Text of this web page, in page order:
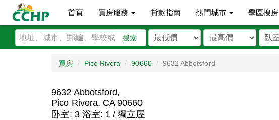
首頁 買房服務 貸款指南 熱門城市 學區搜房
搜索
買房 Pico Rivera 90660 9632 Abbotsford
9632 Abbotsford,
Pico Rivera, CA 90660
卧室: 3 浴室: 1 / 獨立屋